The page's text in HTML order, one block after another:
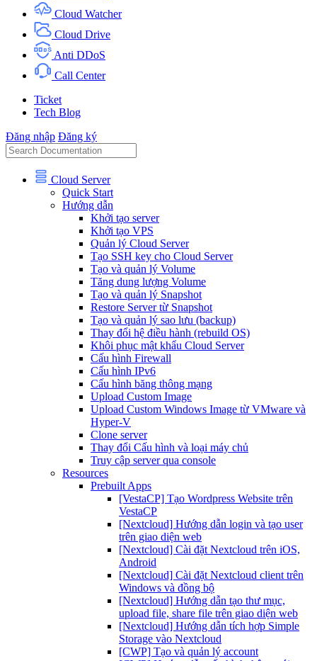
Cloud Watcher
Cloud Drive
Anti DDoS
Call Center
Ticket
Tech Blog
Đăng nhập Đăng ký
Cloud Server
Quick Start
Hướng dẫn
Khởi tạo server
Khởi tạo VPS
Quản lý Cloud Server
Tạo SSH key cho Cloud Server
Tạo và quản lý Volume
Tăng dung lượng Volume
Tạo và quản lý Snapshot
Restore Server từ Snapshot
Tạo và quản lý sao lưu (backup)
Thay đổi hệ điều hành (rebuild OS)
Khôi phục mật khẩu Cloud Server
Cấu hình Firewall
Cấu hình IPv6
Cấu hình băng thông mạng
Upload Custom Image
Upload Custom Windows Image từ VMware và
Hyper-V
Clone server
Thay đổi Cấu hình và loại máy chủ
Truy cập server qua console
Resources
Prebuilt Apps
[VestaCP] Tạo Wordpress Website trên
VestaCP
[Nextcloud] Hướng dẫn login và tạo user
trên giao diện web
[Nextcloud] Cài đặt Nextcloud trên iOS,
Android
[Nextcloud] Cài đặt Nextcloud client trên
Windows và đồng bộ
[Nextcloud] Hướng dẫn tạo thư mục,
upload file, share file trên giao diện web
[Nextcloud] Hướng dẫn tích hợp Simple
Storage vào Nextcloud
[CWP] Tạo và quản lý account